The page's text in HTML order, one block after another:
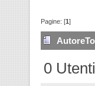
Pagine: [1]
Autore
0